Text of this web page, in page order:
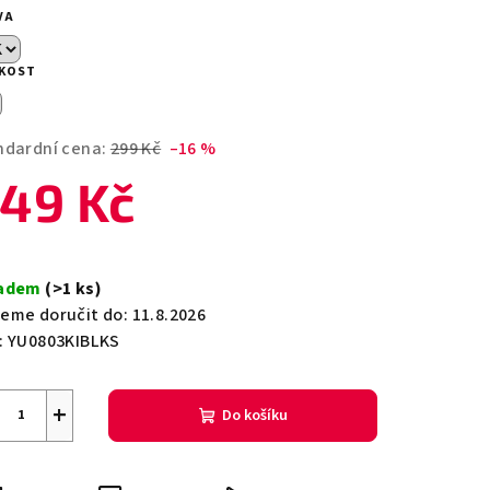
cena: 299 Kč –16 %
Kč
(>1 ks)
doručit do: 11.8.2026
YU0803KIBLKS
+ Do košíku